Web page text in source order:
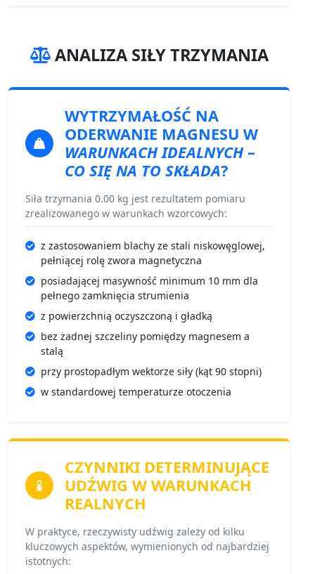
ANALIZA SIŁY TRZYMANIA
WYTRZYMAŁOŚĆ NA
ODERWANIE MAGNESU W
WARUNKACH IDEALNYCH–
CO SIĘ NA TO SKŁADA?
Siła trzymania 0.00 kg jest rezultatem pomiaru
zrealizowanego w warunkach wzorcowych:
z zastosowaniem blachy ze stali niskowęglowej,
pełniącej rolę zwora magnetyczna
posiadającej masywność minimum 10 mm dla
pełnego zamknięcia strumienia
z powierzchnią oczyszczoną i gładką
bez żadnej szczeliny pomiędzy magnesem a
stalą
przy prostopadłym wektorze siły (kąt 90 stopni)
w standardowej temperaturze otoczenia
CZYNNIKI DETERMINUJĄCE
UDŹWIG W WARUNKACH
REALNYCH
W praktyce, rzeczywisty udźwig zależy od kilku
kluczowych aspektów, wymienionych od najbardziej
istotnych: